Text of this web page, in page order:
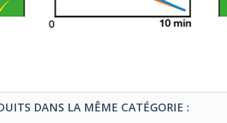
DANS LA MÊME CATÉGORIE :